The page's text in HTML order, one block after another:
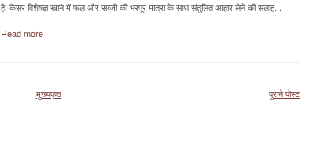
है. कैंसर विशेषज्ञ खाने में फल और सब्जी की भरपूर मात्रा के साथ संतुलित आहार लेने की सलाह...
Read more
पुराने पोस्ट
मुख्यपृष्ठ